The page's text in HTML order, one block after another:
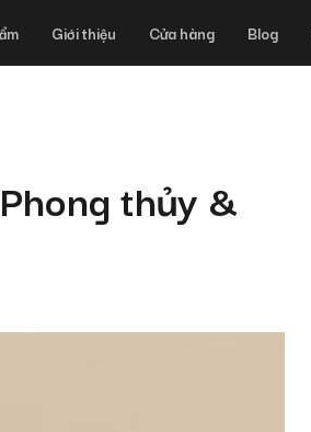
Giới thiệu Cửa hàng Blog
thủy &